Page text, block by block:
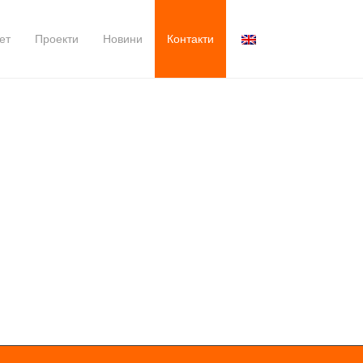
Проекти Новини Контакти